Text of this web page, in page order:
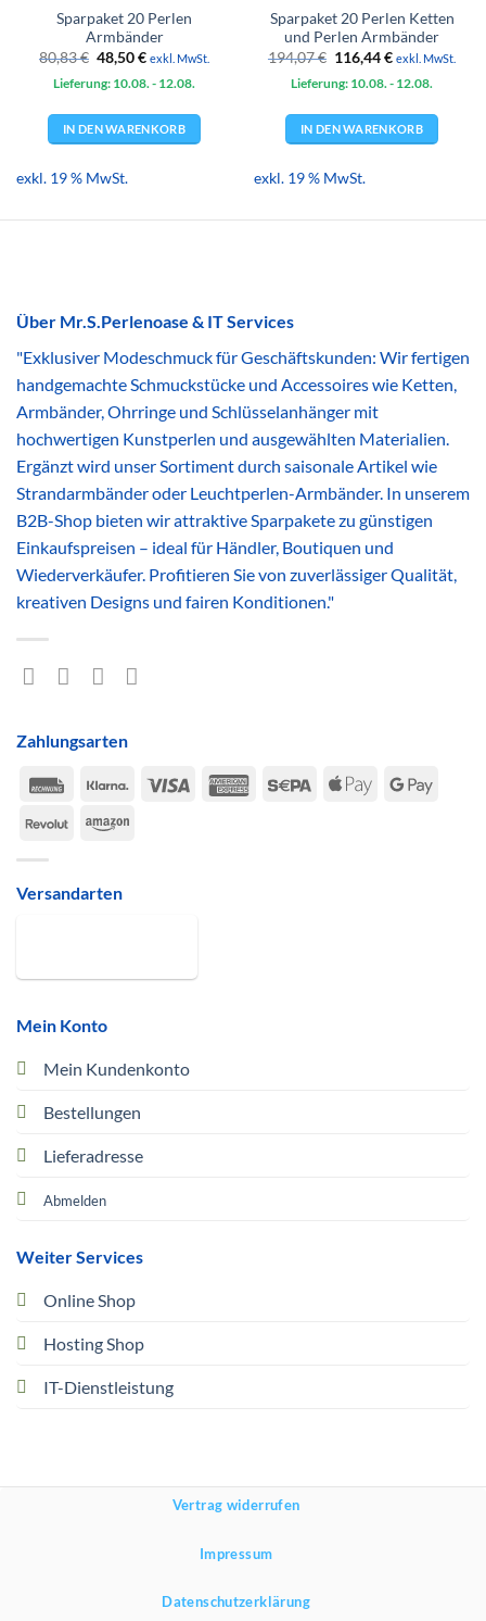
Sparpaket 20 Perlen
Armbänder
80,83€ Ursprünglicher
Preis
war:
48,50€Aktueller
ist:
exkl. MwSt.
Lieferung: 10.08. - 12.08.
IN DEN WARENKORB
exkl. 19 % MwSt.
Sparpaket 20 Perlen Ketten
und Perlen Armbänder
194,07€ Ursprünglicher
Preis
war:
116,44€Aktueller
ist:
exkl. MwSt.
Lieferung: 10.08. - 12.08.
IN DEN WARENKORB
exkl. 19 % MwSt.
Über Mr.S.Perlenoase & IT Services
"Exklusiver Modeschmuck für Geschäftskunden: Wir fertigen
handgemachte Schmuckstücke und Accessoires wie Ketten,
Armbänder, Ohrringe und Schlüsselanhänger mit
hochwertigen Kunstperlen und ausgewählten Materialien.
Ergänzt wird unser Sortiment durch saisonale Artikel wie
Strandarmbänder oder Leuchtperlen-Armbänder. In unserem
B2B-Shop bieten wir attraktive Sparpakete zu günstigen
Einkaufspreisen – ideal für Händler, Boutiquen und
Wiederverkäufer. Profitieren Sie von zuverlässiger Qualität,
kreativen Designs und fairen Konditionen."
Mein Konto
Mein Kundenkonto
Bestellungen
Lieferadresse
Abmelden
Weiter Services
Online Shop
Hosting Shop
IT-Dienstleistung
Zahlungsarten
Rechung
Klarna Visa
American Sepa
Apple
Google
RevolutAmazon
Versandarten
Vertrag widerrufen
Impressum
Datenschutzerklärung